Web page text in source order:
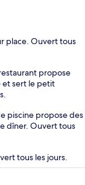
place. Ouvert tous
propose
et sert le petit
piscine propose des
dîner. Ouvert tous
tous les jours.